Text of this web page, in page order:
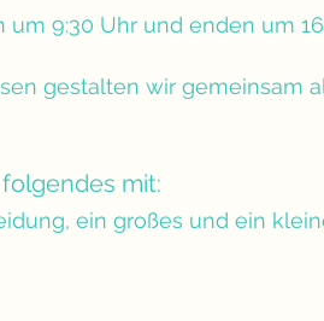
um 9:30 Uhr und enden um
gestalten wir gemeinsam
mit:
ein großes und ein